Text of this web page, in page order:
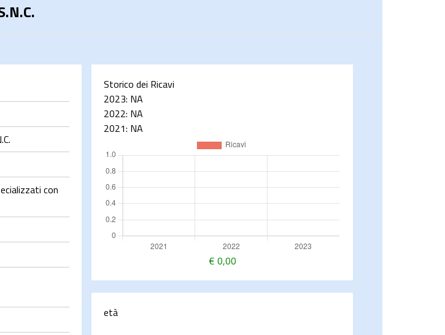
con
Storico dei Ricavi
2023: NA
2022: NA
2021: NA
€ 0,00
età